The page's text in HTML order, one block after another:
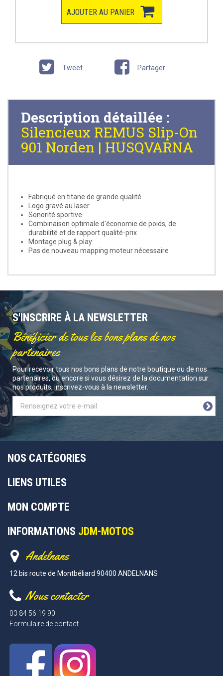
AJOUTER AU PANIER
Tweet Partager
Description détaillée :
Silencieux REMUS Slip-On
901 Norden | HUSQVARNA
Fabriqué en titane de grande qualité
Logo gravé au laser
Sonorité sportive
Combinaison optimale d'économie de poids, de
durabilité et de rapport qualité-prix
Montage plug & play
Pas de nouveau mapping moteur nécessaire
S'INSCRIRE À LA NEWSLETTER
Bénéficier de tous les bons plans de nos
partenaires
Pour recevoir tous nos bons plans de notre boutique ou de nos
partenaires, ou encore si vous désirez de la documentation sur
nos produits, inscrivez-vous à la newsletter.
NOS CATÉGORIES
LIENS UTILES
MON COMPTE
INFORMATIONS JDM-MOTOS
Andelnans
12 bis route de Montbéliard 90400 ANDELNANS
Nous contacter
03 84 56 19 90
Formulaire de contact